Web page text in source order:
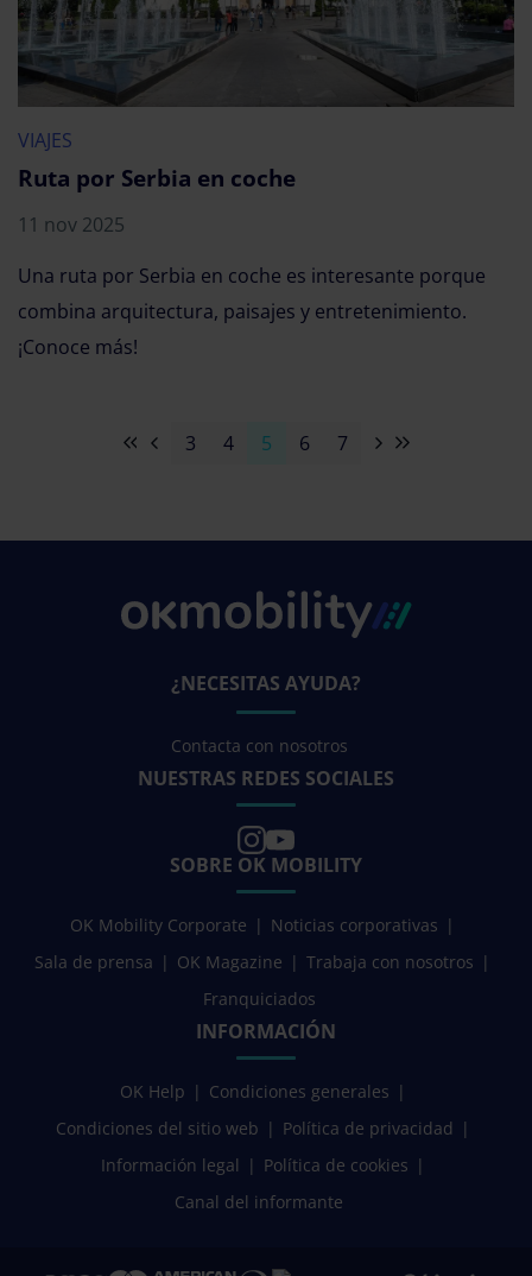
VIAJES
Ruta por Serbia en coche
11 nov 2025
Una ruta por Serbia en coche es interesante porque
combina arquitectura, paisajes y entretenimiento.
¡Conoce más!
3 4 5 6 7
¿NECESITAS AYUDA?
Contacta con nosotros
NUESTRAS REDES SOCIALES
SOBRE OK MOBILITY
OK Mobility Corporate
Noticias corporativas
Sala de prensa
OK Magazine
Trabaja con nosotros
Franquiciados
INFORMACIÓN
OK Help
Condiciones generales
Condiciones del sitio web
Política de privacidad
Información legal
Política de cookies
Canal del informante